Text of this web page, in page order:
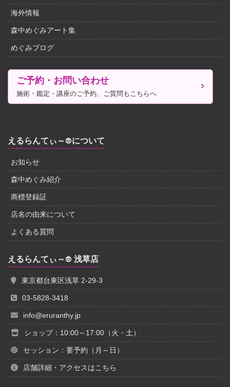
海外情報
森中めぐみアート集
めぐみブログ
ご予約・お問い合わせ
施術・鑑定・講座のご予約、ご質問もこちらへ
えるらんてぃ～®について
お知らせ
森中めぐみ紹介
商標登録証
店名の由来について
よくある質問
えるらんてぃ～® 浅草店
東京都台東区浅草 2-29-3
03-5828-3418
info@eruranthy.jp
ショップ：10:00～17:00（火・土）
セッション：要予約（月～日）
店舗詳細・アクセスはこちら